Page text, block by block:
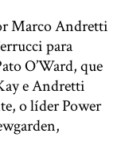
Marco Andretti
para
O’Ward, que
e Andretti
o líder Power